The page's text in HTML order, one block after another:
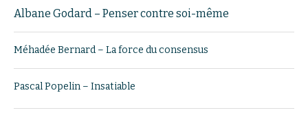
Albane Godard – Penser contre soi-même
Méhadée Bernard – La force du consensus
Pascal Popelin – Insatiable